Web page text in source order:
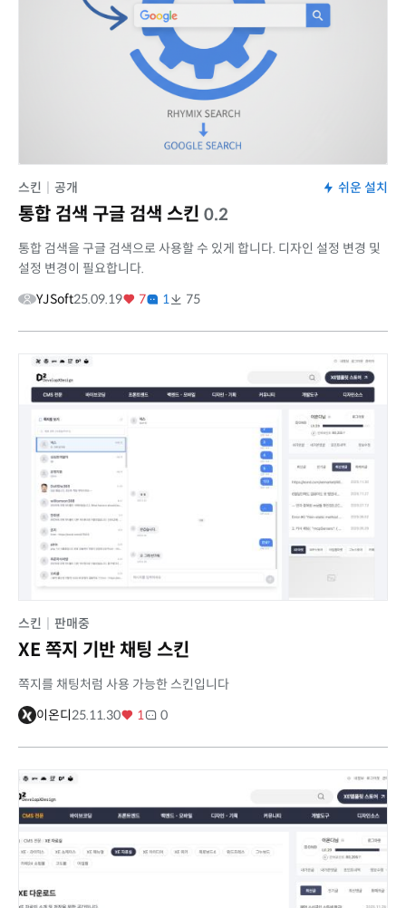
스킨 공개 쉬운 설치
통합 검색 구글 검색 스킨 0.2
통합 검색을 구글 검색으로 사용할 수 있게 합니다. 디자인 설정 변경 및
설정 변경이 필요합니다.
YJSoft25.09.19 7 1 75
스킨 판매중
XE 쪽지 기반 채팅 스킨
쪽지를 채팅처럼 사용 가능한 스킨입니다
이온디25.11.30 1 0